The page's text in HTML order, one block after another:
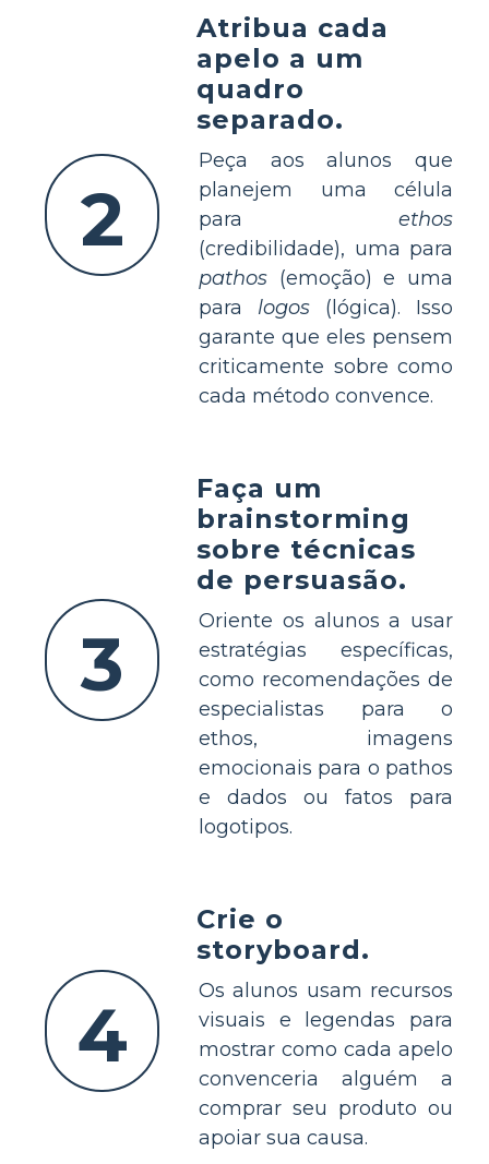
2
Atribua cada
apelo a um
quadro
separado.
Peça aos alunos que
planejem uma célula
para ethos
(credibilidade), uma para
pathos (emoção) e uma
para logos (lógica). Isso
garante que eles pensem
criticamente sobre como
cada método convence.
3
Faça um
brainstorming
sobre técnicas
de persuasão.
Oriente os alunos a usar
estratégias específicas,
como recomendações de
especialistas para o
ethos, imagens
emocionais para o pathos
e dados ou fatos para
logotipos.
4
Crie o
storyboard.
Os alunos usam recursos
visuais e legendas para
mostrar como cada apelo
convenceria alguém a
comprar seu produto ou
apoiar sua causa.